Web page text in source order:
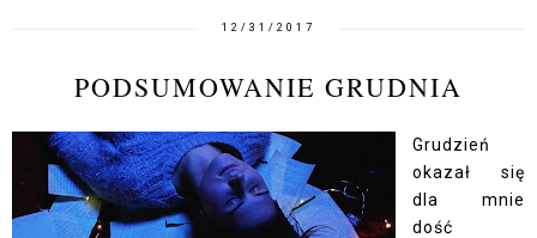
12/31/2017
PODSUMOWANIE GRUDNIA
Grudzień
okazał się
dla mnie
dość